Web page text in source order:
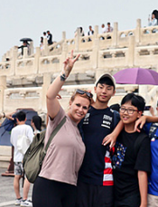
大国保险 云顶对话 云
节目单 栏目 片库